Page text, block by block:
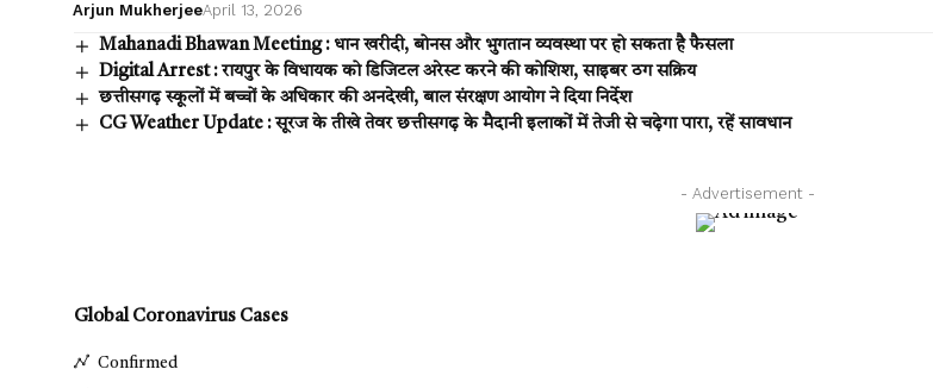
Arjun MukherjeeApril 13, 2026
Mahanadi Bhawan Meeting : धान खरीदी, बोनस और भुगतान व्यवस्था पर हो सकता है फैसला
Digital Arrest : रायपुर के विधायक को डिजिटल अरेस्ट करने की कोशिश, साइबर ठग सक्रिय
छत्तीसगढ़ स्कूलों में बच्चों के अधिकार की अनदेखी, बाल संरक्षण आयोग ने दिया निर्देश
CG Weather Update : सूरज के तीखे तेवर छत्तीसगढ़ के मैदानी इलाकों में तेजी से चढ़ेगा पारा, रहें सावधान
- Advertisement -
Global Coronavirus Cases
Confirmed